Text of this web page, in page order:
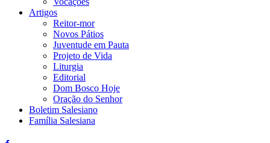
Artigos
Reitor-mor
Novos Pátios
Juventude em Pauta
Projeto de Vida
Liturgia
Editorial
Dom Bosco Hoje
Oração do Senhor
Boletim Salesiano
Família Salesiana